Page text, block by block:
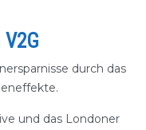
durch das
und das Londoner